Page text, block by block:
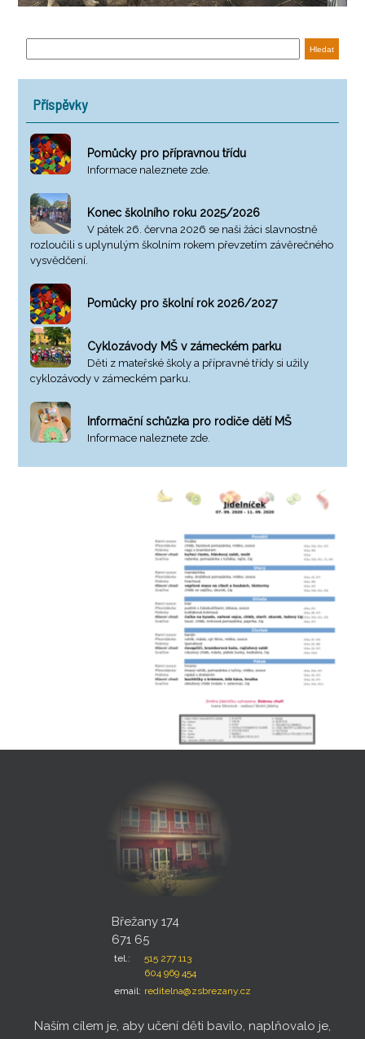
Příspěvky
Pomůcky pro přípravnou třídu
Informace naleznete zde.
Konec školního roku 2025/2026
V pátek 26. června 2026 se naši žáci slavnostně
rozloučili s uplynulým školním rokem převzetím závěrečného
vysvědčení.
Pomůcky pro školní rok 2026/2027
Cyklozávody MŠ v zámeckém parku
Děti z mateřské školy a přípravné třídy si užily
cyklozávody v zámeckém parku.
Informační schůzka pro rodiče dětí MŠ
Informace naleznete zde.
Břežany 174
671 65
tel.:
515 277 113
604 969 454
email: reditelna@zsbrezany.cz
Naším cílem je, aby učení děti bavilo, naplňovalo je,